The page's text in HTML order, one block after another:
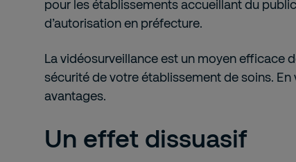
pour les établissements accueillant du
d’autorisation en préfecture.
Lavidéosurveillance est un moyen efficace
sécurité de votre établissement de soins.
avantages.
Un effet dissuasif